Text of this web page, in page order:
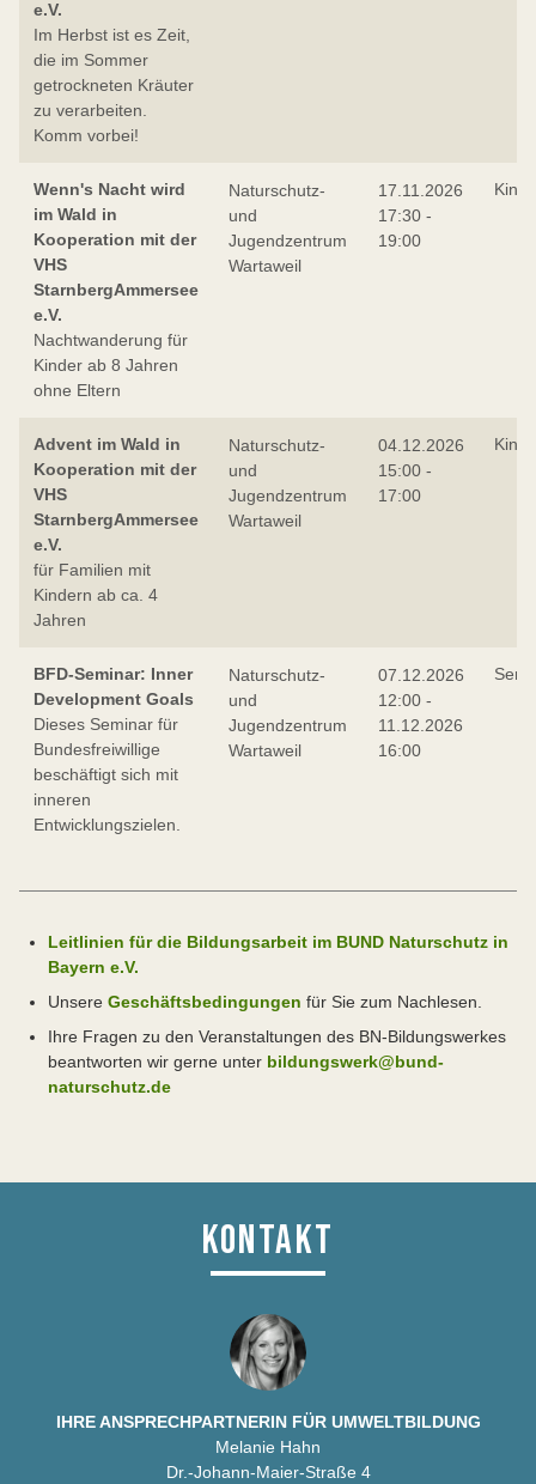
e.V.
Im Herbst ist es Zeit,
die im Sommer
getrockneten Kräuter
zu verarbeiten.
Komm vorbei!
Wenn's Nacht wird
im Wald in
Kooperation mit der
VHS
StarnbergAmmersee
e.V.
Nachtwanderung für
Kinder ab 8 Jahren
ohne Eltern
Naturschutz-
und
Jugendzentrum
Wartaweil
17.11.2026
17:30 -
19:00
Advent im Wald in
Kooperation mit der
VHS
StarnbergAmmersee
e.V.
für Familien mit
Kindern ab ca. 4
Jahren
Naturschutz-
und
Jugendzentrum
Wartaweil
04.12.2026
15:00 -
17:00
BFD-Seminar: Inner
Development Goals
Dieses Seminar für
Bundesfreiwillige
beschäftigt sich mit
inneren
Entwicklungszielen.
Naturschutz-
und
Jugendzentrum
Wartaweil
07.12.2026
12:00 -
11.12.2026
16:00
Leitlinien für die Bildungsarbeit im BUND Naturschutz in
Bayern e.V.
Unsere Geschäftsbedingungen für Sie zum Nachlesen.
Ihre Fragen zu den Veranstaltungen des BN-Bildungswerkes
beantworten wir gerne unter bildungswerk@bund-
naturschutz.de
KONTAKT
IHRE ANSPRECHPARTNERIN FÜR UMWELTBILDUNG
Melanie Hahn
Dr.-Johann-Maier-Straße 4